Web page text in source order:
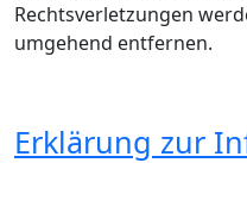
Rechtsverletzungen
umgehend entfernen.
Erklärung zur